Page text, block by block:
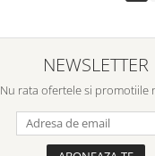
NEWSLETTER
Nu rata ofertele si promotiile